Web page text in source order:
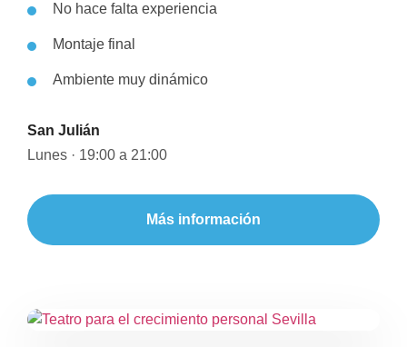
No hace falta experiencia
Montaje final
Ambiente muy dinámico
San Julián
Lunes · 19:00 a 21:00
Más información